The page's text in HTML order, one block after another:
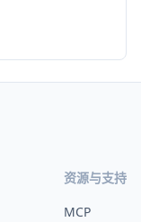
资源与支持
MCP